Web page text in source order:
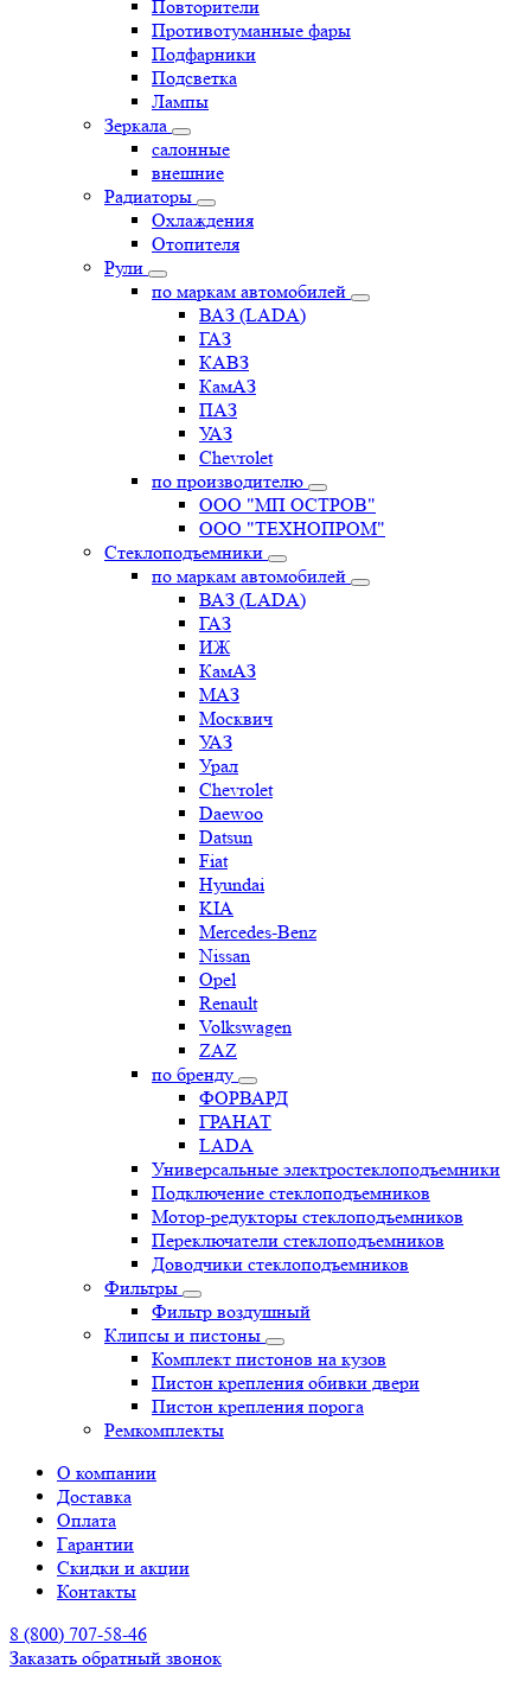
Повторители
Противотуманные фары
Подфарники
Подсветка
Лампы
Зеркала
салонные
внешние
Радиаторы
Охлаждения
Отопителя
Рули
по маркам автомобилей
ВАЗ (LADA)
ГАЗ
КАВЗ
КамАЗ
ПАЗ
УАЗ
Chevrolet
по производителю
ООО "МП ОСТРОВ"
ООО "ТЕХНОПРОМ"
Стеклоподъемники
по маркам автомобилей
ВАЗ (LADA)
ГАЗ
ИЖ
КамАЗ
МАЗ
Москвич
УАЗ
Урал
Chevrolet
Daewoo
Datsun
Fiat
Hyundai
KIA
Mercedes-Benz
Nissan
Opel
Renault
Volkswagen
ZAZ
по бренду
ФОРВАРД
ГРАНАТ
LADA
Универсальные электростеклоподъемники
Подключение стеклоподъемников
Мотор-редукторы стеклоподъемников
Переключатели стеклоподъемников
Доводчики стеклоподъемников
Фильтры
Фильтр воздушный
Клипсы и пистоны
Комплект пистонов на кузов
Пистон крепления обивки двери
Пистон крепления порога
Ремкомплекты
О компании
Доставка
Оплата
Гарантии
Скидки и акции
Контакты
8 (800) 707-58-46
Заказать обратный звонок